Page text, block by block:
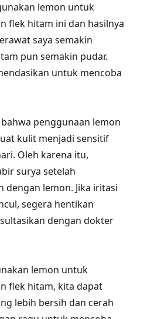
lemon untuk
flek hitam ini dan hasilnya
saya semakin
pun semakin pudar.
untuk mencoba
penggunaan lemon
kulit menjadi sensitif
Oleh karena itu,
surya setelah
dengan lemon. Jika iritasi
segera hentikan
dengan dokter
lemon untuk
flek hitam, kita dapat
lebih bersih dan cerah